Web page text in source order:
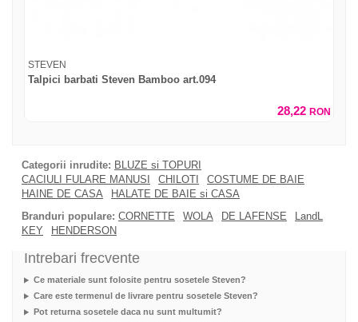
STEVEN
Talpici barbati Steven Bamboo art.094
28,22 RON
Categorii inrudite: BLUZE si TOPURI
CACIULI FULARE MANUSI
CHILOTI
COSTUME DE BAIE
HAINE DE CASA
HALATE DE BAIE si CASA
Branduri populare: CORNETTE WOLA DE LAFENSE
LandL
KEY
HENDERSON
Intrebari frecvente
Ce materiale sunt folosite pentru sosetele Steven?
Care este termenul de livrare pentru sosetele Steven?
Pot returna sosetele daca nu sunt multumit?